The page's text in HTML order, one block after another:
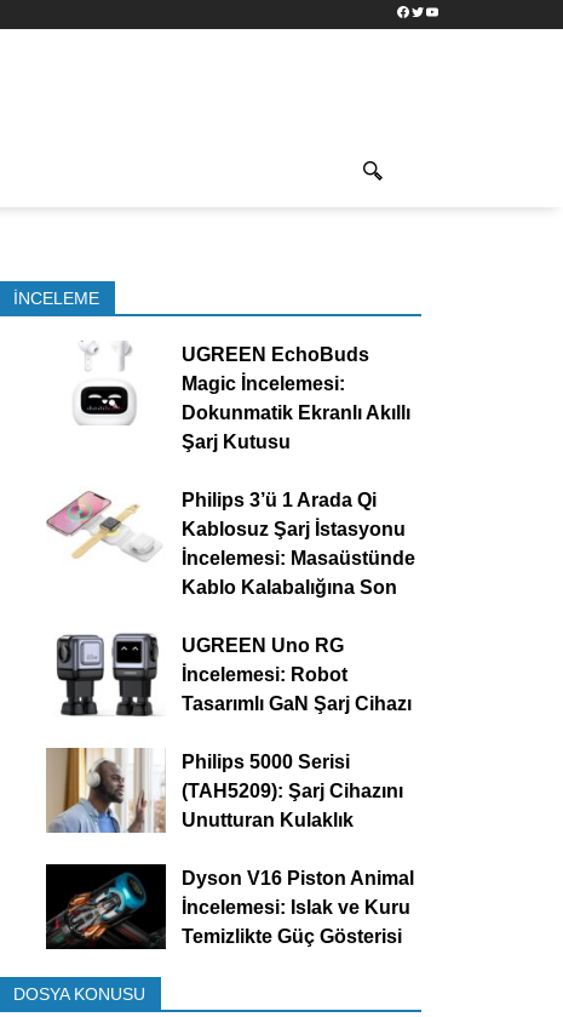
Facebook
TwitterYouTube
İNCELEME
UGREEN EchoBuds
Magic İncelemesi:
Dokunmatik Ekranlı Akıllı
Şarj Kutusu
Philips 3’ü 1 Arada Qi
Kablosuz Şarj İstasyonu
İncelemesi: Masaüstünde
Kablo Kalabalığına Son
UGREEN Uno RG
İncelemesi: Robot
Tasarımlı GaN Şarj Cihazı
Philips 5000 Serisi
(TAH5209): Şarj Cihazını
Unutturan Kulaklık
Dyson V16 Piston Animal
İncelemesi: Islak ve Kuru
Temizlikte Güç Gösterisi
DOSYA KONUSU